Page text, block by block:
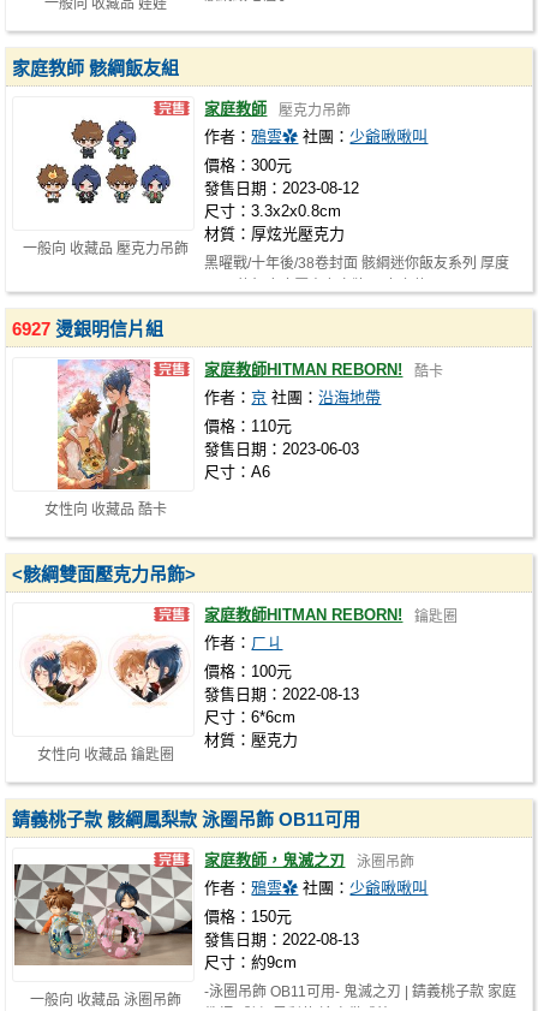
一般向 收藏品 娃娃
一般向 收藏品 壓克力吊飾
家庭教師 骸綱飯友組
家庭教師 壓克力吊飾
作者：鴉雲✿ 社團： 少爺啾啾叫
價格：300元
發售日期：2023-08-12
尺寸：3.3x2x0.8cm
材質：厚炫光壓克力
黑曜戰/十年後/38卷封面 骸綱迷你飯友系列 厚度
女性向 收藏品 酷卡
6927 燙銀明信片組
家庭教師HITMAN REBORN! 酷卡
作者：京 社團：沿海地帶
價格：110元
發售日期：2023-06-03
尺寸：A6
女性向 收藏品 鑰匙圈
<骸綱雙面壓克力吊飾>
家庭教師HITMAN REBORN! 鑰匙圈
作者： ㄏㄐ
價格：100元
發售日期：2022-08-13
尺寸：6*6cm
材質：壓克力
一般向 收藏品 泳圈吊飾
錆義桃子款 骸綱鳳梨款 泳圈吊飾 OB11可用
家庭教師，鬼滅之刃 泳圈吊飾
作者：鴉雲✿ 社團： 少爺啾啾叫
價格：150元
發售日期：2022-08-13
尺寸：約9cm
-泳圈吊飾 OB11可用- 鬼滅之刃 | 錆義桃子款 家庭